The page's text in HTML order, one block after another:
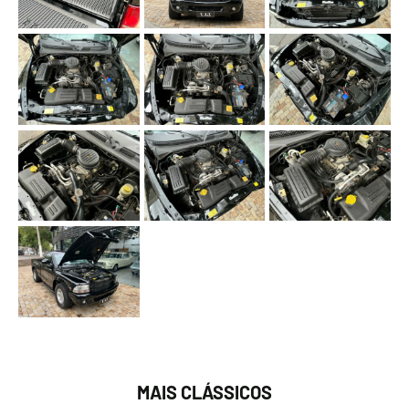
MAIS CLÁSSICOS